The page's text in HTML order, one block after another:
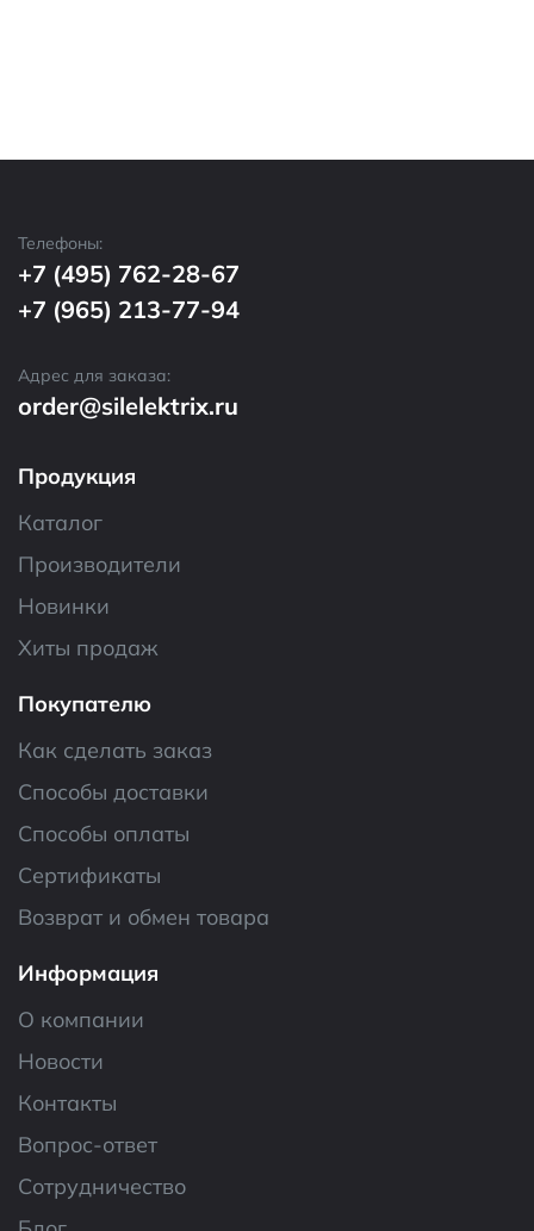
Телефоны:
+7 (495) 762-28-67
+7 (965) 213-77-94
Адрес для заказа:
order@silelektrix.ru
Продукция
Каталог
Производители
Новинки
Хиты продаж
Покупателю
Как сделать заказ
Способы доставки
Способы оплаты
Сертификаты
Возврат и обмен товара
Информация
О компании
Новости
Контакты
Вопрос-ответ
Сотрудничество